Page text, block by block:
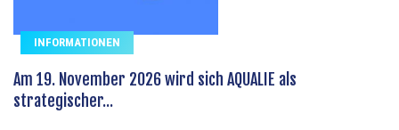
INFORMATIONEN
Am 19. November 2026 wird sich AQUALIE als
strategischer...